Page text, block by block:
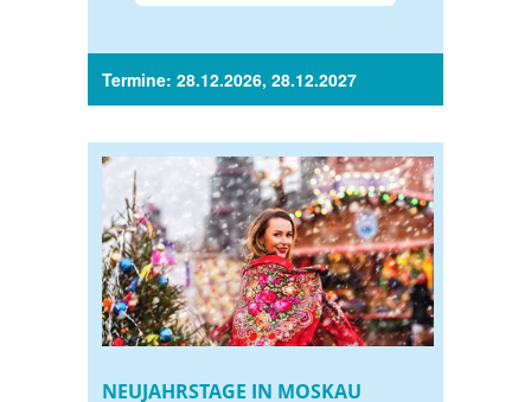
Termine: 28.12.2026, 28.12.2027
NEUJAHRSTAGE IN MOSKAU